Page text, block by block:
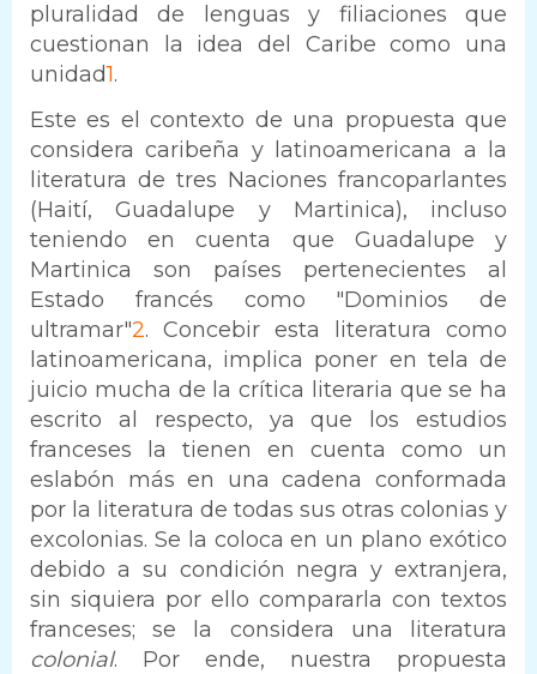
pluralidad de lenguas y filiaciones que
cuestionan la idea del Caribe como una
unidad1.
Este es el contexto de una propuesta que
considera caribeña y latinoamericana a la
literatura de tres Naciones francoparlantes
(Haití, Guadalupe y Martinica), incluso
teniendo en cuenta que Guadalupe y
Martinica son países pertenecientes al
Estado francés como "Dominios de
ultramar"2. Concebir esta literatura como
latinoamericana, implica poner en tela de
juicio mucha de la crítica literaria que se ha
escrito al respecto, ya que los estudios
franceses la tienen en cuenta como un
eslabón más en una cadena conformada
por la literatura de todas sus otras colonias y
excolonias. Se la coloca en un plano exótico
debido a su condición negra y extranjera,
sin siquiera por ello compararla con textos
franceses; se la considera una literatura
colonial. Por ende, nuestra propuesta